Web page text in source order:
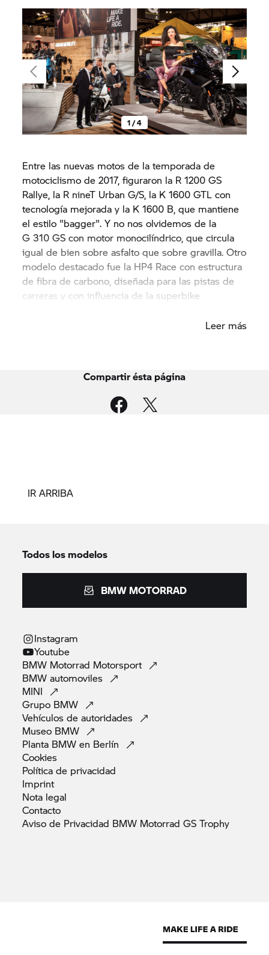
1 / 4
Entre las nuevas motos de la temporada de
motociclismo de 2017, figuraron la R 1200 GS
Rallye, la R nineT Urban G/S, la K 1600 GTL con
tecnología mejorada y la K 1600 B, que mantiene
el estilo "bagger". Y no nos olvidemos de la
G 310 GS con motor monocilíndrico, que circula
igual de bien sobre asfalto que sobre gravilla. Otro
modelo destacado fue la HP4 Race con estructura
de fibra de carbono, diseñada para las pistas de
carreras y con influencia de la superbike
Leer más
Compartir ésta página
IR ARRIBA
Todos los modelos
BMW MOTORRAD
Instagram
Youtube
BMW Motorrad Motorsport
BMWautomoviles
MINI
Grupo BMW
Vehículos deautoridades
Museo BMW
Planta BMW en Berlín
Cookies
Política de privacidad
Imprint
Nota legal
Contacto
Aviso de Privacidad BMW Motorrad GSTrophy